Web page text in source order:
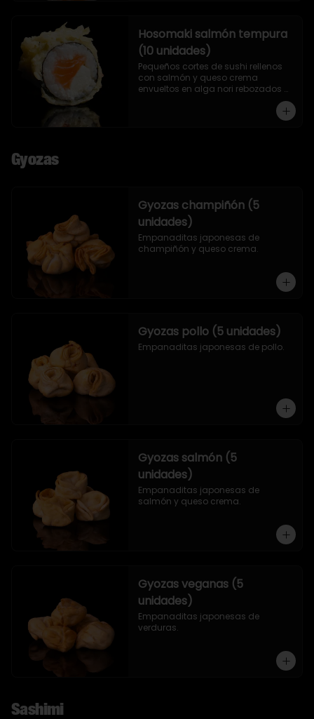
Hosomaki salmón tempura
(10 unidades)
Pequeños cortes de sushi rellenos
con salmón y queso crema
envueltos en alga nori rebozados
Gyozas
Gyozas champiñón (5
unidades)
Empanaditas japonesas de
champiñón y queso crema.
Gyozas pollo (5 unidades)
Empanaditas japonesas de pollo.
Gyozas salmón (5
unidades)
Empanaditas japonesas de
salmón y queso crema.
Gyozas veganas (5
unidades)
Empanaditas japonesas de
verduras.
Sashimi